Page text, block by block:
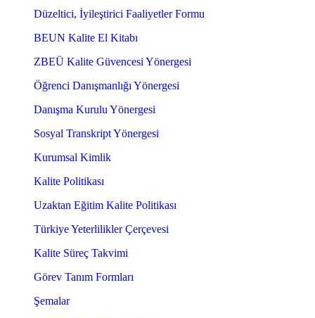
Düzeltici, İyileştirici Faaliyetler Formu
BEUN Kalite El Kitabı
ZBEÜ Kalite Güvencesi Yönergesi
Öğrenci Danışmanlığı Yönergesi
Danışma Kurulu Yönergesi
Sosyal Transkript Yönergesi
Kurumsal Kimlik
Kalite Politikası
Uzaktan Eğitim Kalite Politikası
Türkiye Yeterlilikler Çerçevesi
Kalite Süreç Takvimi
Görev Tanım Formları
Şemalar